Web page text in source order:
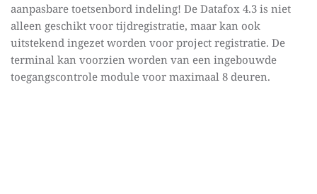
aanpasbare toetsenbord indeling! De Datafox 4.3 is niet
alleen geschikt voor tijdregistratie, maar kan ook
uitstekend ingezet worden voor project registratie. De
terminal kan voorzien worden van een ingebouwde
toegangscontrole module voor maximaal 8 deuren.